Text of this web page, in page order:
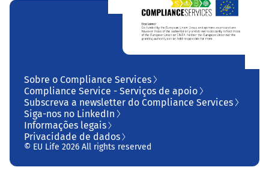
Sobre o Compliance Services
Compliance Service - Serviços de apoio
Subscreva a newsletter do Compliance Services
Siga-nos no LinkedIn
Informações legais
Privacidade de dados
© EU Life 2026 All rights reserved